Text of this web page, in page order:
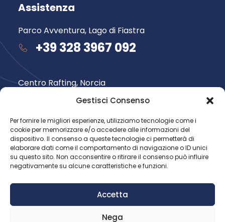
Gestisci Consenso
Per fornire le migliori esperienze, utilizziamo tecnologie come i
cookie per memorizzare e/o accedere alle informazioni del
dispositivo. Il consenso a queste tecnologie ci permetterà di
elaborare dati come il comportamento di navigazione o ID unici
su questo sito. Non acconsentire o ritirare il consenso può influire
negativamente su alcune caratteristiche e funzioni.
Accetta
Nega
Assistenza
Parco Avventura, Lago di Fiastra
+39 328 3967 092
Centro Rafting, Norcia
+39 348 735 6565
Seguici su